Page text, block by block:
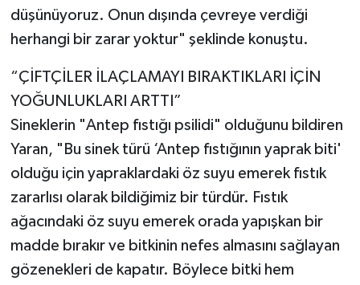
düşünüyoruz. Onun dışında çevreye verdiği
herhangi bir zarar yoktur" şeklinde konuştu.
“ÇİFTÇİLER İLAÇLAMAYI BIRAKTIKLARI İÇİN
YOĞUNLUKLARI ARTTI”
Sineklerin "Antep fıstığı psilidi" olduğunu bildiren
Yaran, "Bu sinek türü ‘Antep fıstığının yaprak biti'
olduğu için yapraklardaki öz suyu emerek fıstık
zararlısı olarak bildiğimiz bir türdür. Fıstık
ağacındaki öz suyu emerek orada yapışkan bir
madde bırakır ve bitkinin nefes almasını sağlayan
gözenekleri de kapatır. Böylece bitki hem